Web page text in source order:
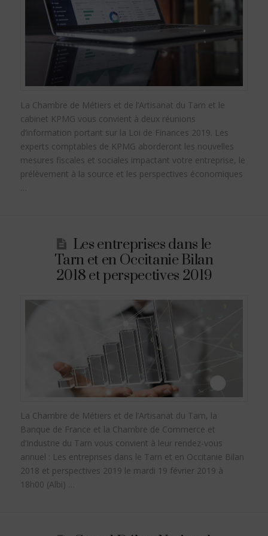
La Chambre de Métiers et de l’Artisanat du Tarn et le
cabinet KPMG vous convient à deux réunions
d’information portant sur la Loi de Finances 2019. Les
experts comptables de KPMG aborderont les nouvelles
mesures fiscales et sociales impactant votre entreprise, le
prélèvement à la source et les perspectives économiques
Les entreprises dans le
Tarn et en Occitanie Bilan
2018 et perspectives 2019
La Chambre de Métiers et de l’Artisanat du Tarn, la
Banque de France et la Chambre de Commerce et
d’Industrie du Tarn vous convient à leur rendez-vous
annuel : Les entreprises dans le Tarn et en Occitanie Bilan
2018 et perspectives 2019 le mardi 19 février 2019 à
18h00 (Albi) …